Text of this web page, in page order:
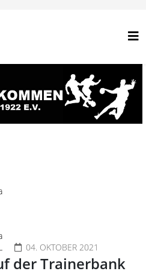
04. OKTOBER 2021
der Trainerbank